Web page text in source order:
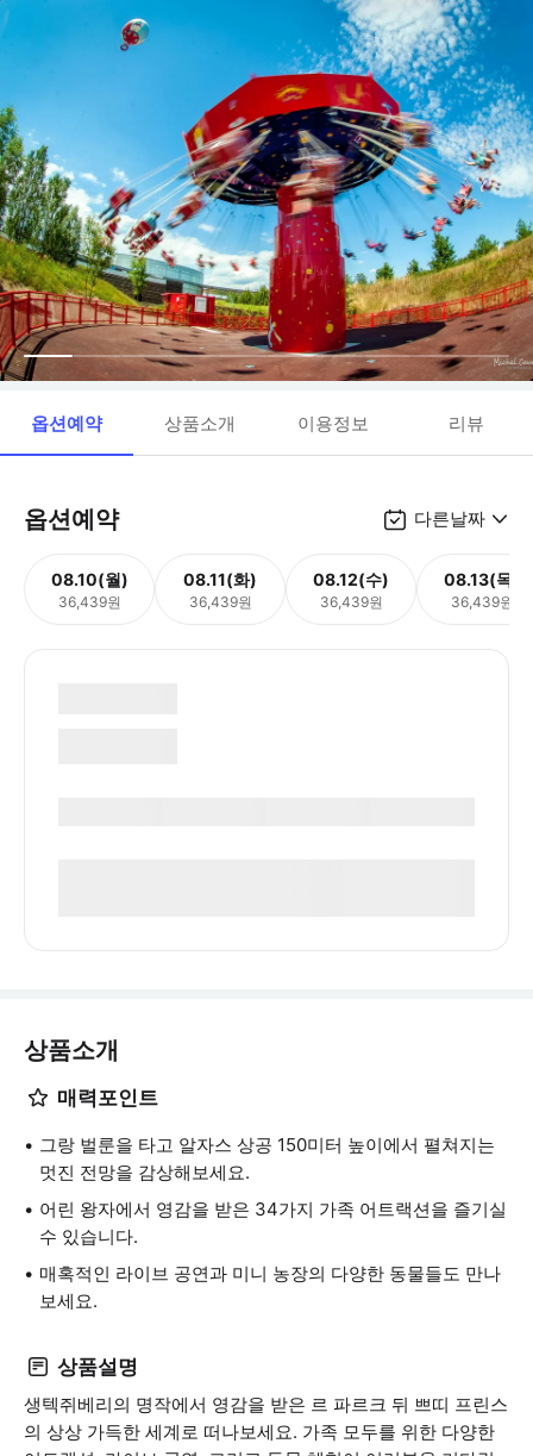
옵션예약 상품소개 이용정보 리뷰
옵션예약 다른날짜
08.10(월)
36,439원
08.11(화)
36,439원
08.12(수)
36,439원
08.13(목)
36,439원
상품소개
매력포인트
그랑 벌룬을 타고 알자스 상공 150미터 높이에서 펼쳐지는
멋진 전망을 감상해보세요.
어린 왕자에서 영감을 받은 34가지 가족 어트랙션을 즐기실
수 있습니다.
매혹적인 라이브 공연과 미니 농장의 다양한 동물들도 만나
보세요.
상품설명
생텍쥐베리의 명작에서 영감을 받은 르 파르크 뒤 쁘띠 프린스
의 상상 가득한 세계로 떠나보세요. 가족 모두를 위한 다양한